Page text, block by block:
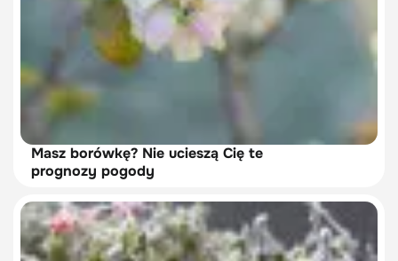
Masz borówkę? Nie ucieszą Cię te
prognozy pogody